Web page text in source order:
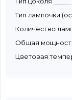
Тип лампочки
Количество
Общая
Цветовая